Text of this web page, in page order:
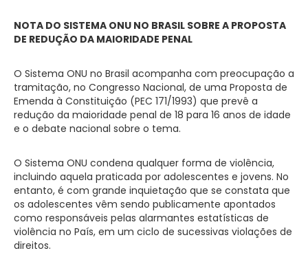
NOTA DO SISTEMA ONU NO BRASIL SOBRE A PROPOSTA
DE REDUÇÃO DA MAIORIDADE PENAL
O Sistema ONU no Brasil acompanha com preocupação a
tramitação, no Congresso Nacional, de uma Proposta de
Emenda à Constituição (PEC 171/1993) que prevê a
redução da maioridade penal de 18 para 16 anos de idade
e o debate nacional sobre o tema.
O Sistema ONU condena qualquer forma de violência,
incluindo aquela praticada por adolescentes e jovens. No
entanto, é com grande inquietação que se constata que
os adolescentes vêm sendo publicamente apontados
como responsáveis pelas alarmantes estatísticas de
violência no País, em um ciclo de sucessivas violações de
direitos.